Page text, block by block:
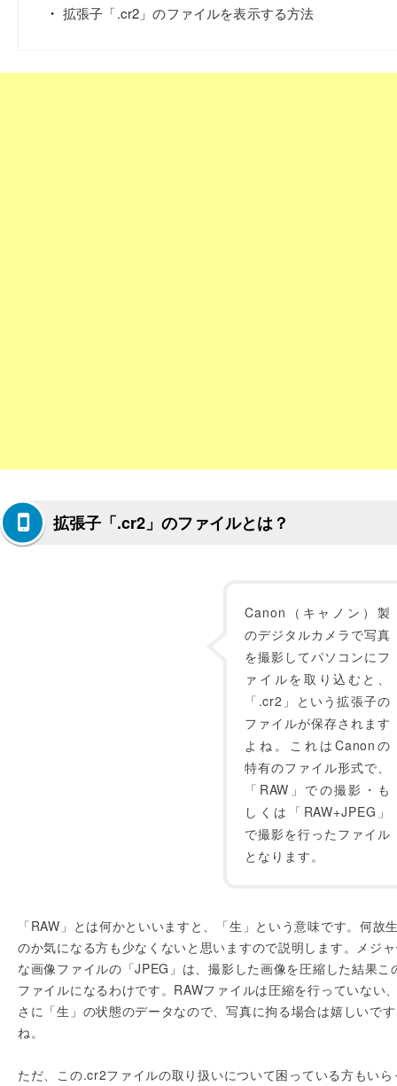
拡張子「.cr2」のファイルを表示する方法
拡張子「.cr2」のファイルとは？
Canon（キャノン）製
のデジタルカメラで写真
を撮影してパソコンにフ
ァイルを取り込むと、
「.cr2」という拡張子の
ファイルが保存されます
よね。これはCanonの
特有のファイル形式で、
「RAW」での撮影・も
しくは「RAW+JPEG」
で撮影を行ったファイル
となります。
「RAW」とは何かといいますと、「生」という意味です。何故
のか気になる方も少なくないと思いますので説明します。メジ
な画像ファイルの「JPEG」は、撮影した画像を圧縮した結果こ
ファイルになるわけです。RAWファイルは圧縮を行っていない
さに「生」の状態のデータなので、写真に拘る場合は嬉しいです
ね。
ただ、この.cr2ファイルの取り扱いについて困っている方もいら